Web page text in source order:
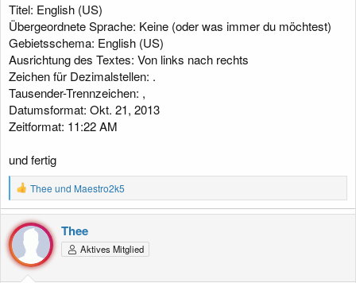
Titel: English (US)
Übergeordnete Sprache: Keine (oder was immer du möchtest)
Gebietsschema: English (US)
Ausrichtung des Textes: Von links nach rechts
Zeichen für Dezimalstellen: .
Tausender-Trennzeichen: ,
Datumsformat: Okt. 21, 2013
Zeitformat: 11:22 AM
und fertig
R
e
a
k
o
n
Thee und Maestro2k5
Thee
Aktives Mitglied